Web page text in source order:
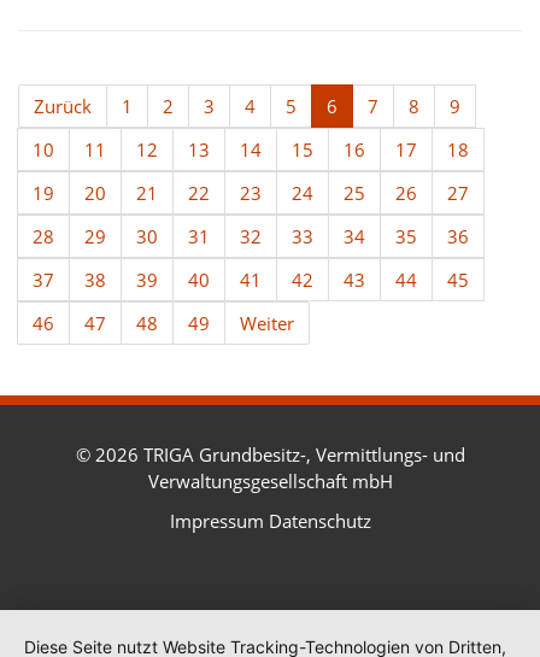
Zurück 1 2 3 4 5 6 7 8
9
10
11 12 13 14 15 16 17
18
19
20 21 22 23 24 25 26
27
28
29 30 31 32 33 34 35
36
37
38 39 40 41 42 43 44
45
46
47 48 49 Weiter
© 2026 TRIGA Grundbesitz-, Vermittlungs- und
Verwaltungsgesellschaft mbH
Impressum Datenschutz
Diese Seite nutzt Website Tracking-Technologien von Dritten,